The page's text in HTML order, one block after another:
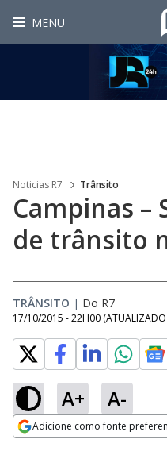
MENU
Noticias R7 Trânsito
Campinas –
de trânsito
TRÂNSITO | Do R7
17/10/2015 - 22H00 (ATUALIZADO
A+ A-
Adicione como fonte